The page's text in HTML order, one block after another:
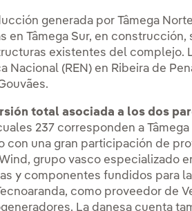
generada por Tâmega
en Tâmega Sur, en
existentes del complejo.
Nacional (REN) en Ribeira de
total asociada a los dos
237 corresponden a
con una gran participación de
Wind, grupo vasco especializado
y componentes fundidos para
como proveedor de
La danesa cuenta